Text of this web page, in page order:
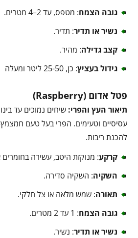
גובה הצמח: מטפס, עד 2–4 מטרים.
נשיר או תדיר: תדיר.
קצב גדילה: מהיר.
גידול בעציץ: כן, 25-50 ליטר ומעלה
פטל אדום (Raspberry)
תיאור העץ והפרי:שיחים נמוכים עד
עסיסיים וטעימים. הפרי בעל טעם
להכנת ריבות.
קרקע: מנוקזת היטב, עשירה בחומרים
השקיה: השקיה סדירה.
תאורה: שמש מלאה או צל חלקי.
גובה הצמח: 1 עד 2 מטרים.
נשיר או תדיר: נשיר.